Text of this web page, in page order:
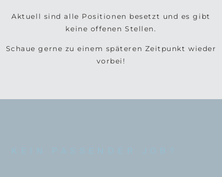
Aktuell sind alle Positionen besetzt und es gibt
keine offenen Stellen.
Schaue gerne zu einem späteren Zeitpunkt wieder
vorbei!